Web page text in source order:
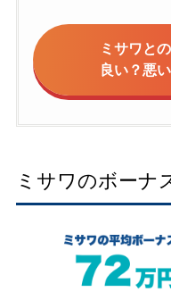
ミサワと
良い？悪
ミサワのボーナ